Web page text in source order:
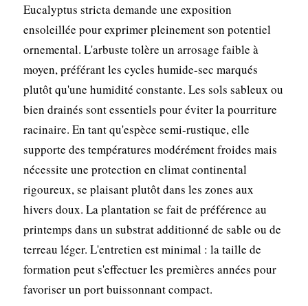
Eucalyptus stricta demande une exposition
ensoleillée pour exprimer pleinement son potentiel
ornemental. L'arbuste tolère un arrosage faible à
moyen, préférant les cycles humide-sec marqués
plutôt qu'une humidité constante. Les sols sableux ou
bien drainés sont essentiels pour éviter la pourriture
racinaire. En tant qu'espèce semi-rustique, elle
supporte des températures modérément froides mais
nécessite une protection en climat continental
rigoureux, se plaisant plutôt dans les zones aux
hivers doux. La plantation se fait de préférence au
printemps dans un substrat additionné de sable ou de
terreau léger. L'entretien est minimal : la taille de
formation peut s'effectuer les premières années pour
favoriser un port buissonnant compact.